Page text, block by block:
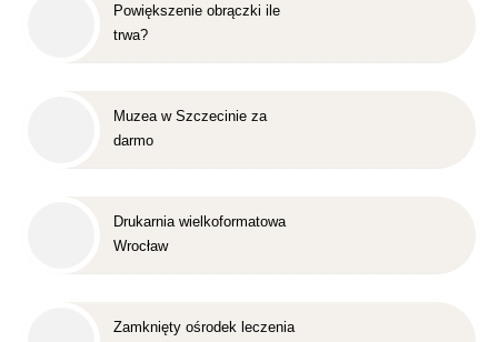
Powiększenie obrączki ile
trwa?
Muzea w Szczecinie za
darmo
Drukarnia wielkoformatowa
Wrocław
Zamknięty ośrodek leczenia